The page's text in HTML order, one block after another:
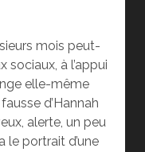
mois peut-
sociaux, à l’appui
elle-même
d’Hannah
alerte, un peu
le portrait d’une